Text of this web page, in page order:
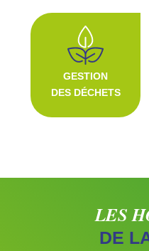
GESTION
DES DÉCHETS
LES
DE